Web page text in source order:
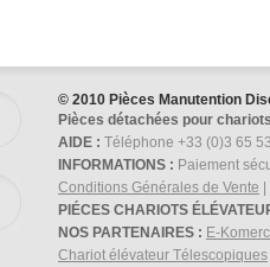
© 2010 Pièces Manutention
Pièces détachées pour
AIDE : Téléphone +33 (0)3 65
INFORMATIONS : Paiement
Conditions Générales de Vente
PIÉCES CHARIOTS
NOS PARTENAIRES : E-
Chariot élévateur Télescopiques